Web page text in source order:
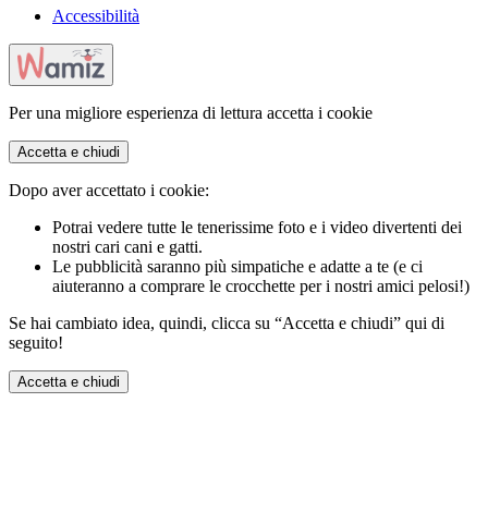
Accessibilità
Per una migliore esperienza di lettura accetta i cookie
Accetta e chiudi
Dopo aver accettato i cookie:
Potrai vedere tutte le tenerissime foto e i video divertenti dei
nostri cari cani e gatti.
Le pubblicità saranno più simpatiche e adatte a te (e ci
aiuteranno a comprare le crocchette per i nostri amici pelosi!)
Se hai cambiato idea, quindi, clicca su “Accetta e chiudi” qui di
seguito!
Accetta e chiudi